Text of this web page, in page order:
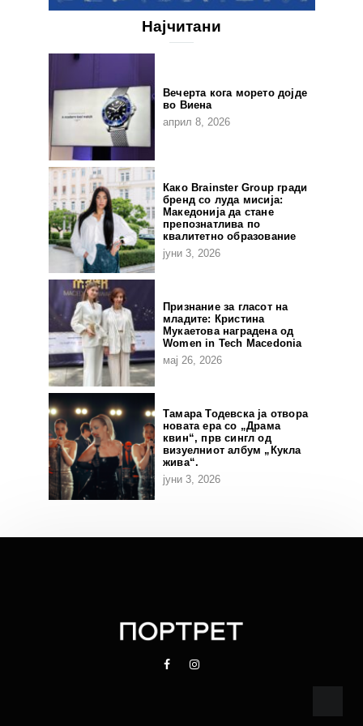
Најчитани
Вечерта кога морето дојде
во Виена
април 8, 2026
Како Brainster Group гради
бренд со луда мисија:
Македонија да стане
препознатлива по
квалитетно образование
јуни 3, 2026
Признание за гласот на
младите: Кристина
Мукаетова наградена од
Women in Tech Macedonia
мај 26, 2026
Тамара Тодевска ја отвора
новата ера со „Драма
квин“, прв сингл од
визуелниот албум „Кукла
жива“.
јуни 3, 2026